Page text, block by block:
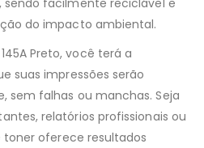
facilmente reciclável e
do impacto ambiental.
Preto, você terá a
suas impressões serão
sem falhas ou manchas. Seja
relatórios profissionais ou
toner oferece resultados